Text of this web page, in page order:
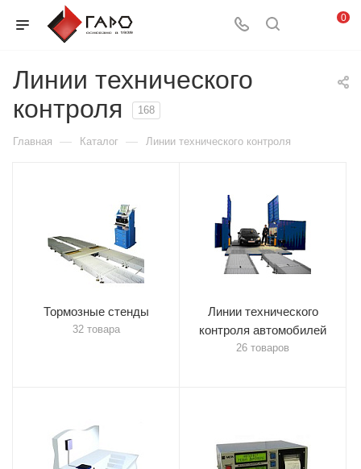
0
Линии технического
контроля
168
Главная — Каталог — Линии технического контроля
Тормозные стенды
32 товара
Линии технического
контроля автомобилей
26 товаров